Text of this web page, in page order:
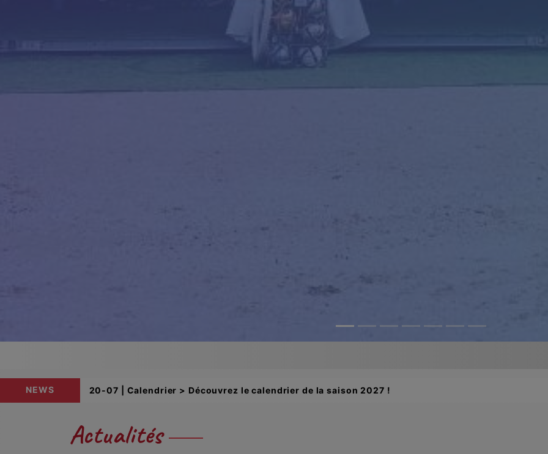
NEWS 12-06 | Buteuses > Retrouvez les classements des buteuses des Championnats de France 2026
Actualités